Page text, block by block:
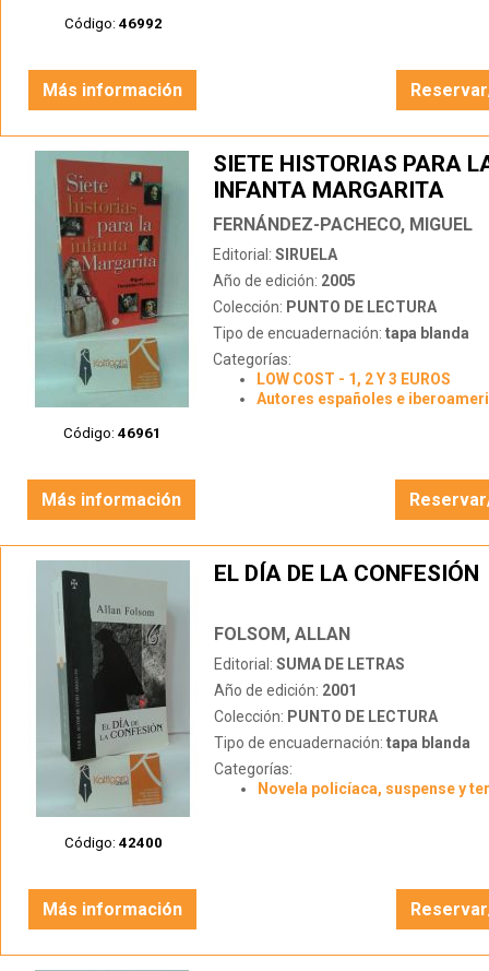
Código: 46992
Más información
Código: 46961
SIETE HISTORIAS PARA
INFANTA MARGARITA
FERNÁNDEZ-PACHECO, MIGUEL
Editorial: SIRUELA
Año de edición: 2005
Colección: PUNTO DE LECTURA
Tipo de encuadernación: tapa blanda
Categorías:
LOW COST - 1, 2 Y 3 EUROS
Autores españoles e
Más información
Código: 42400
EL DÍA DE LA CONFESIÓN
FOLSOM, ALLAN
Editorial: SUMA DE LETRAS
Año de edición: 2001
Colección: PUNTO DE LECTURA
Tipo de encuadernación: tapa blanda
Categorías:
Novela policíaca, suspense y
Más información